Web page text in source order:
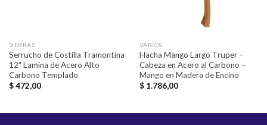
SIERRAS
Serrucho de Costilla Tramontina
12″ Lamina de Acero Alto
Carbono Templado
$472,00
VARIOS
Hacha Mango Largo Truper –
Cabeza en Acero al Carbono –
Mango en Madera de Encino
$1.786,00